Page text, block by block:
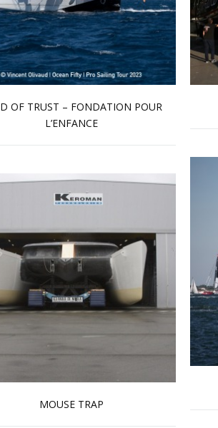
OF TRUST – FONDATION POUR
L’ENFANCE
En savoir plus...
MOUSE TRAP
En savoir plus...